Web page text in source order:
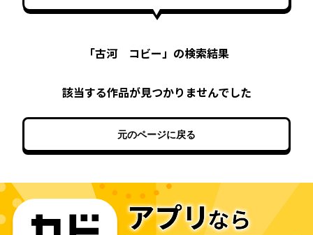
「古河 コビー」の検索結果
該当する作品が見つかりませんでした
元のページに戻る